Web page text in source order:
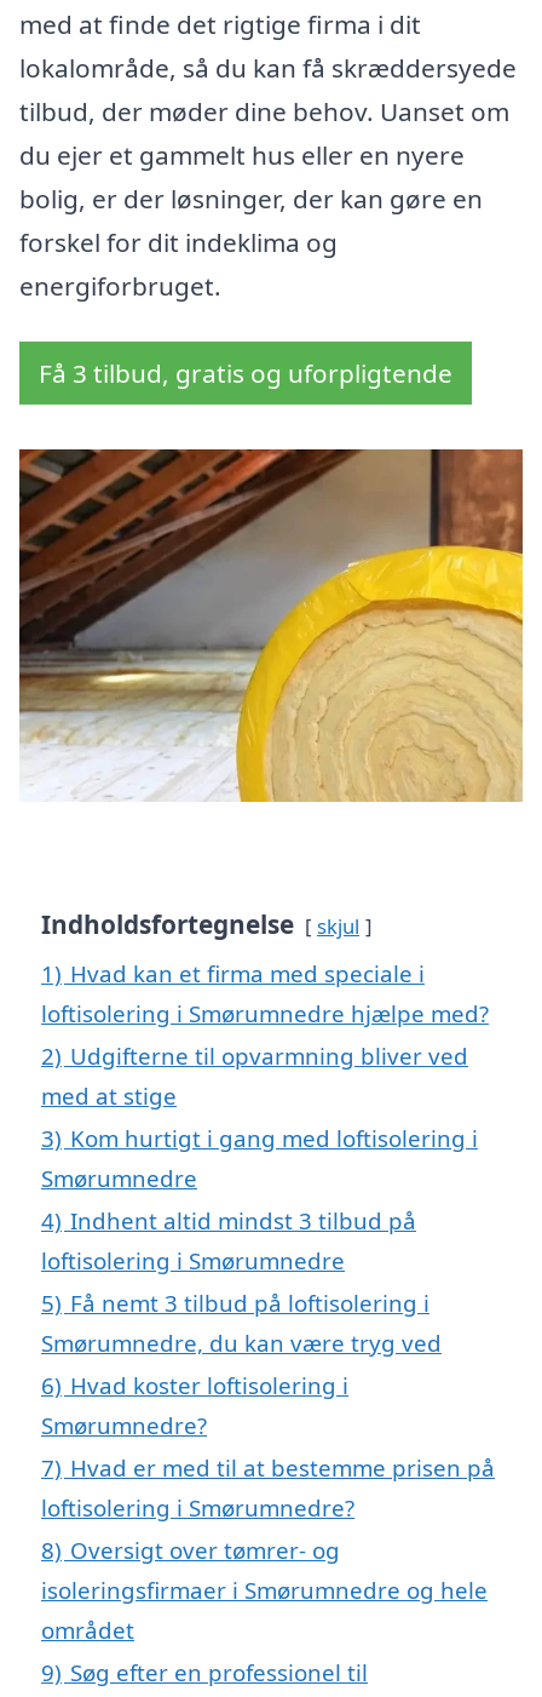
med at finde det rigtige firma i dit
lokalområde, så du kan få skræddersyede
tilbud, der møder dine behov. Uanset om
du ejer et gammelt hus eller en nyere
bolig, er der løsninger, der kan gøre en
forskel for dit indeklima og
energiforbruget.
Få 3 tilbud, gratis og uforpligtende
Indholdsfortegnelse skjul
1) Hvad kan et firma med speciale i
loftisolering i Smørumnedre hjælpe med?
2) Udgifterne til opvarmning bliver ved
med at stige
3) Kom hurtigt i gang med loftisolering i
Smørumnedre
4) Indhent altid mindst 3 tilbud på
loftisolering i Smørumnedre
5) Få nemt 3 tilbud på loftisolering i
Smørumnedre, du kan være tryg ved
6) Hvad koster loftisolering i
Smørumnedre?
7) Hvad er med til at bestemme prisen på
loftisolering i Smørumnedre?
8) Oversigt over tømrer- og
isoleringsfirmaer i Smørumnedre og hele
området
9) Søg efter en professionel til